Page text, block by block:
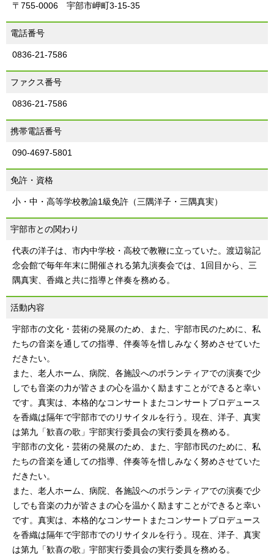
〒755-0006 宇部市岬町3-15-35
電話番号
0836-21-7586
ファクス番号
0836-21-7586
携帯電話番号
090-4697-5801
免許・資格
小・中・高等学校教諭1級免許（三隅洋子・三隅真実）
宇部市との関わり
代表の洋子は、市内中学校・高校で教鞭に立っていた。渡辺翁記
念会館で毎年年末に開催される第九演奏会では、1回目から、三
隅真実、香織と共に指導と伴奏を務める。
活動内容
宇部市の文化・芸術の発展のため、また、宇部市民のために、私
たちの音楽を通しての指導、伴奏等を惜しみなく努めさせていた
だきたい。
また、老人ホーム、病院、各施設へのボランティアでの演奏で少
しでも音楽の力が皆さまの心を温かく励ますことができると幸い
です。真実は、本格的なコンサートまたコンサートプロデュース
を香織は隔年で宇部市でのリサイタルを行う。現在、洋子、真実
は第九「歓喜の歌」宇部実行委員会の実行委員を務める。
宇部市の文化・芸術の発展のため、また、宇部市民のために、私
たちの音楽を通しての指導、伴奏等を惜しみなく努めさせていた
だきたい。
また、老人ホーム、病院、各施設へのボランティアでの演奏で少
しでも音楽の力が皆さまの心を温かく励ますことができると幸い
です。真実は、本格的なコンサートまたコンサートプロデュース
を香織は隔年で宇部市でのリサイタルを行う。現在、洋子、真実
は第九「歓喜の歌」宇部実行委員会の実行委員を務める。